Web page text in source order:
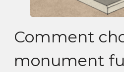
Comment
monument